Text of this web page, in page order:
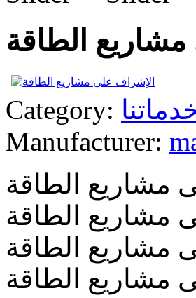
الطاقة
Category:
Manufacturer:
مشاريع الطاقة
مشاريع الطاقة
مشاريع الطاقة
مشاريع الطاقة